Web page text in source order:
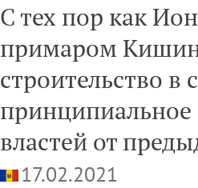
С тех пор как
примаром
строительство в
властей от
17.02.2021